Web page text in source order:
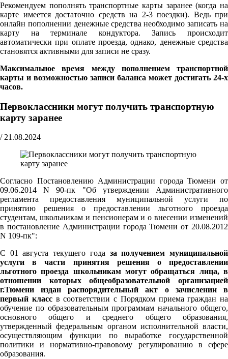
Рекомендуем пополнять транспортные карты заранее (когда на
карте имеется достаточно средств на 2-3 поездки). Ведь при
онлайн пополнении денежные средства необходимо записать на
карту на терминале кондуктора. Запись происходит
автоматически при оплате проезда, однако, денежные средства
становятся активными для записи не сразу.
Максимальное время между пополнением транспортной
карты и возможностью записи баланса может достигать 24-х
часов.
Первоклассники могут получить транспортную
карту заранее
/ 21.08.2024
Согласно Постановлению Администрации города Тюмени от
09.06.2014 N 90-пк "Об утверждении Административного
регламента предоставления муниципальной услуги по
принятию решения о предоставлении льготного проезда
студентам, школьникам и пенсионерам и о внесении изменений
в постановление Администрации города Тюмени от 20.08.2012
N 109-пк":
С 01 августа текущего года за получением муниципальной
услуги в части принятия решения о предоставлении
льготного проезда школьникам могут обращаться лица, в
отношении которых общеобразовательной организацией
г.Тюмени издан распорядительный акт о зачислении в
первый классв соответствии с Порядком приема граждан на
обучение по образовательным программам начального общего,
основного общего и среднего общего образования,
утвержденный федеральным органом исполнительной власти,
осуществляющим функции по выработке государственной
политики и нормативно-правовому регулированию в сфере
образования.